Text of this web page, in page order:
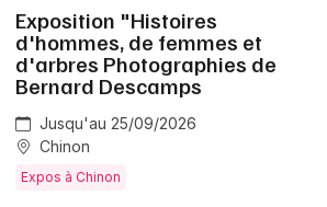
Exposition "Histoires
d'hommes, de femmes et
d'arbres Photographies de
Bernard Descamps
Jusqu'au 25/09/2026
Chinon
Expos à Chinon